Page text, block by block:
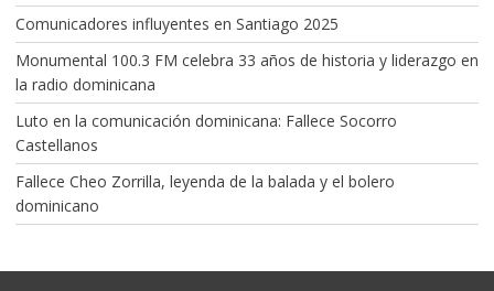
Comunicadores influyentes en Santiago 2025
Monumental 100.3 FM celebra 33 años de historia y liderazgo en
la radio dominicana
Luto en la comunicación dominicana: Fallece Socorro
Castellanos
Fallece Cheo Zorrilla, leyenda de la balada y el bolero
dominicano